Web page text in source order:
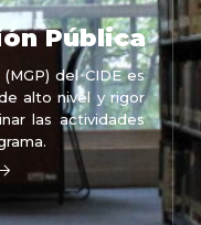
Pública
del CIDE es
alto nivel y rigor
las actividades